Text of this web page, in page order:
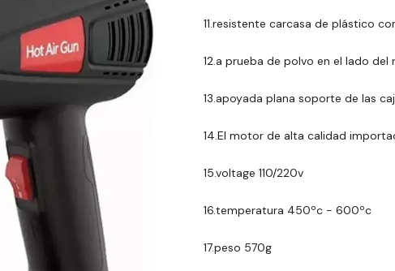
11.resistente carcasa de plástico
12.a prueba de polvo en el lado del
13.apoyada plana soporte de las
14.El motor de alta calidad
15.voltage 110/220v
16.temperatura 450ºc - 600ºc
17.peso 570g